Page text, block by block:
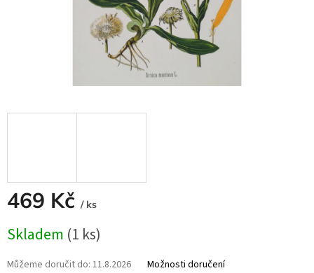
469 Kč / ks
cena:
Skladem (1 ks)
Můžeme doručit do: 11.8.2026 Možnosti doručení